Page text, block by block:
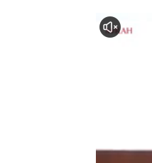
Jakarta,
(Dansat)